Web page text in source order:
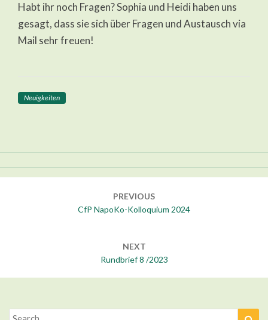
Habt ihr noch Fragen? Sophia und Heidi haben uns
gesagt, dass sie sich über Fragen und Austausch via
Mail sehr freuen!
Neuigkeiten
PREVIOUS
CfP NapoKo-Kolloquium 2024
NEXT
Rundbrief 8 /2023
Search